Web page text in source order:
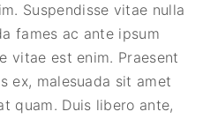
Suspendisse vitae nulla
fames ac ante ipsum
vitae est enim. Praesent
ex, malesuada sit amet
quam. Duis libero ante,